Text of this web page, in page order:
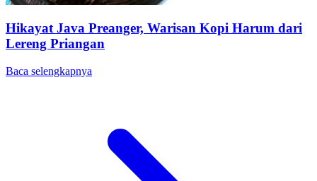
Hikayat Java Preanger, Warisan Kopi Harum dari
Lereng Priangan
Baca selengkapnya